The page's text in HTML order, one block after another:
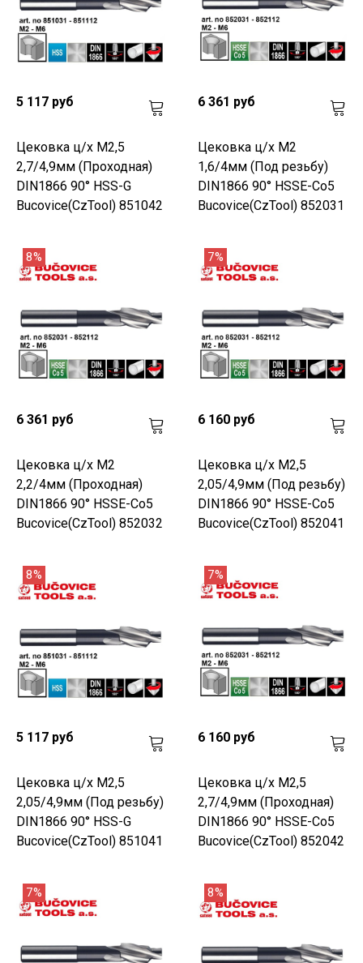
5 117 руб
Цековка ц/х M2,5
2,7/4,9мм (Проходная)
DIN1866 90° HSS-G
Bucovice(CzTool) 851042
6 361 руб
Цековка ц/х M2
1,6/4мм (Под резьбу)
DIN1866 90° HSSE-Co5
Bucovice(CzTool) 852031
8%
6 361 руб
Цековка ц/х M2
2,2/4мм (Проходная)
DIN1866 90° HSSE-Co5
Bucovice(CzTool) 852032
7%
6 160 руб
Цековка ц/х M2,5
2,05/4,9мм (Под резьбу)
DIN1866 90° HSSE-Co5
Bucovice(CzTool) 852041
8%
5 117 руб
Цековка ц/х M2,5
2,05/4,9мм (Под резьбу)
DIN1866 90° HSS-G
Bucovice(CzTool) 851041
7%
6 160 руб
Цековка ц/х M2,5
2,7/4,9мм (Проходная)
DIN1866 90° HSSE-Co5
Bucovice(CzTool) 852042
7% 8%